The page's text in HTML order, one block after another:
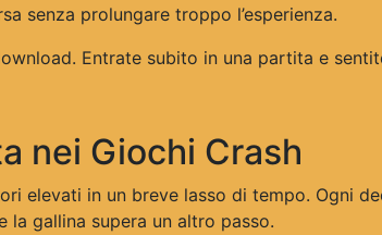
senza prolungare troppo l’esperienza.
Entrate subito in una partita e
nei Giochi Crash
elevati in un breve lasso di tempo. Ogni
la gallina supera un altro passo.